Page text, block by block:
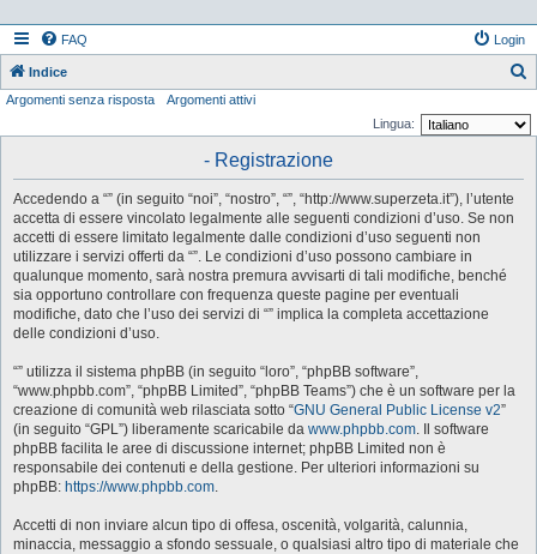
FAQ Login
Indice
Argomenti senza risposta
Argomenti attivi
Lingua:
- Registrazione
Accedendo a “” (in seguito “noi”, “nostro”, “”, “http://www.superzeta.it”), l’utente
accetta di essere vincolato legalmente alle seguenti condizioni d’uso. Se non
accetti di essere limitato legalmente dalle condizioni d’uso seguenti non
utilizzare i servizi offerti da “”. Le condizioni d’uso possono cambiare in
qualunque momento, sarà nostra premura avvisarti di tali modifiche, benché
sia opportuno controllare con frequenza queste pagine per eventuali
modifiche, dato che l’uso dei servizi di “” implica la completa accettazione
delle condizioni d’uso.
“” utilizza il sistema phpBB (in seguito “loro”, “phpBB software”,
“www.phpbb.com”, “phpBB Limited”, “phpBB Teams”) che è un software per la
creazione di comunità web rilasciata sotto “GNU General Public License v2”
(in seguito “GPL”) liberamente scaricabile da www.phpbb.com. Il software
phpBB facilita le aree di discussione internet; phpBB Limited non è
responsabile dei contenuti e della gestione. Per ulteriori informazioni su
phpBB: https://www.phpbb.com.
Accetti di non inviare alcun tipo di offesa, oscenità, volgarità, calunnia,
minaccia, messaggio a sfondo sessuale, o qualsiasi altro tipo di materiale che